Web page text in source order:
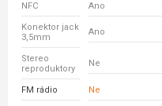
NFC Ano
Konektor jack
3,5mm
Ano
Stereo
reproduktory
Ne
FM rádio Ne